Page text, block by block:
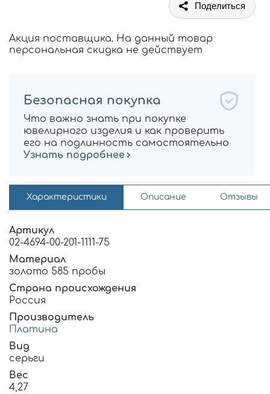
Поделиться
Акция поставщика. На данный товар
персональная скидка не действует
Безопасная покупка
Что важно знать при покупке
ювелирного изделия и как проверить
его на подлинность самостоятельно
Узнать подробнее
Характеристики Описание Отзывы
Артикул
02-4694-00-201-1111-75
Материал
золото 585 пробы
Страна происхождения
Россия
Производитель
Платина
Вид
серьги
Вес
4,27